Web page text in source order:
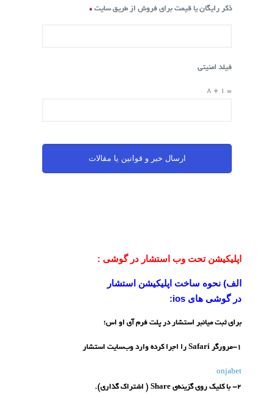
ذکر رایگان یا قیمت برای فروش از طریق سایت *
فیلد امنیتی
8 + 1 =
اپلیکیشن تحت وب استشار در گوشی :
الف) نحوه ساخت اپلیکیشن استشار
در گوشی های ios:
برای ثبت میانبر استشار در پلت فرم آی او اس؛
1-مرورگر Safari را اجرا کرده وارد وب‌سایت استشار
onjabet
2- با کلیک روی گزینه‌ی Share ( اشتراک گذاری).